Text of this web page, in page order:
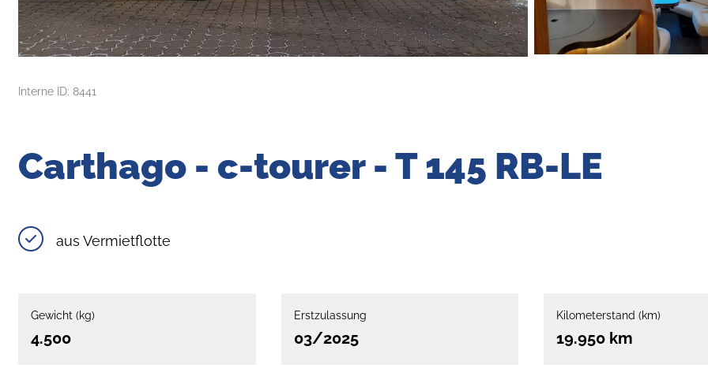
Interne ID: 8441
Carthago - c-tourer - T 145 RB-LE
aus Vermietflotte
Gewicht (kg)
4.500
Erstzulassung
03/2025
Kilometerstand (km)
19.950 km